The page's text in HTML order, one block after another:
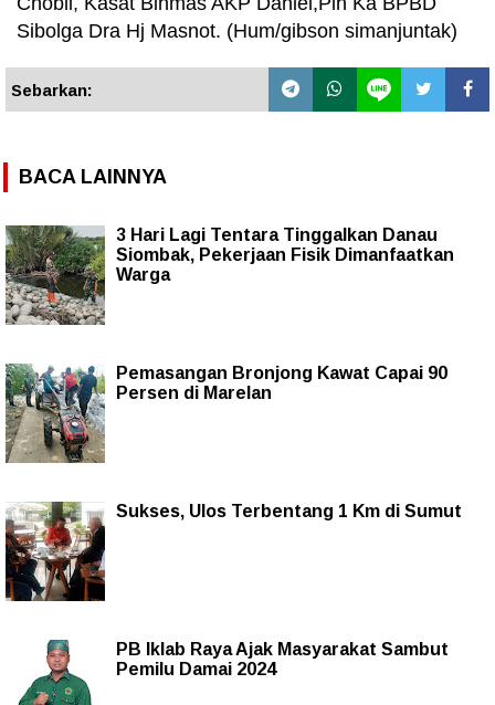
Sibolga Dra Hj Masnot. (Hum/gibson simanjuntak)
Sebarkan:
BACA LAINNYA
3 Hari Lagi Tentara Tinggalkan Danau
Siombak, Pekerjaan Fisik Dimanfaatkan
Warga
Pemasangan Bronjong Kawat Capai 90
Persen di Marelan
Sukses, Ulos Terbentang 1 Km di Sumut
PB Iklab Raya Ajak Masyarakat Sambut
Pemilu Damai 2024